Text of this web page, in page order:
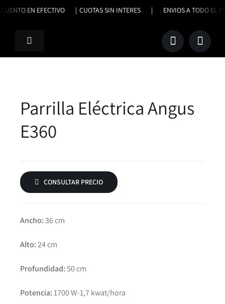
Saltar
CUOTAS SIN INTERES | ENVIOS A TODO
EN EFECTIVO |
Toggle
Navigation
Nosotros
Parrilla Eléctrica Angus
E360
CONSULTAR PRECIO
Ancho:36 cm
Alto:24 cm
Profundidad:50 cm
Potencia:1700 W-1,7 kwat/hora